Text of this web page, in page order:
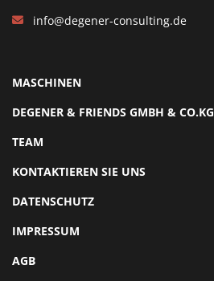
info@degener-consulting.de
MASCHINEN
DEGENER & FRIENDS GMBH & CO.KG
TEAM
KONTAKTIEREN SIE UNS
DATENSCHUTZ
IMPRESSUM
AGB